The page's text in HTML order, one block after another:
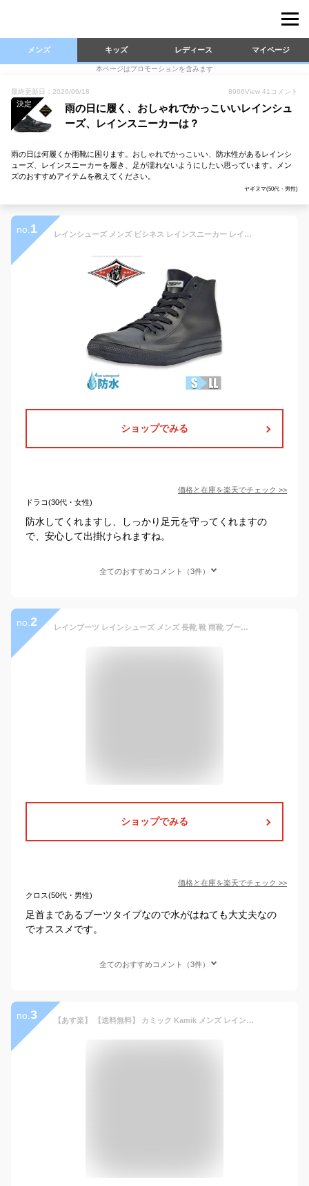
メンズ キッズ レディース マイページ
本ページはプロモーションを含みます
最終更新日：2026/06/18 8966View 41 コメント
決定
雨の日に履く、おしゃれでかっこいいレインシュ
ーズ、レインスニーカーは？
雨の日は何履くか雨靴に困ります。おしゃれでかっこいい、防水性があるレインシ
ューズ、レインスニーカーを履き、足が濡れないようにしたい思っています。メン
ズのおすすめアイテムを教えてください。
ヤギヌマ(50代・男性)
no. 1 レインシューズ メンズ ビシネス レインスニーカー レインブーツ 長靴 通勤 おしゃれ ハイカット 防水 防滑 ブラック 雪 雨 メンズシューズ 紳士靴 靴靴パワー
ショップでみる
価格と在庫を楽天でチェック >>
ドラコ(30代・女性)
防水してくれますし、しっかり足元を守ってくれますの
で、安心して出掛けられますね。
全てのおすすめコメント（3件）
no. 2 レインブーツ レインシューズ メンズ 長靴 靴 雨靴 ブーツ ショート 黒 茶 ブラック ブラウン 防水 雨の日 サイドゴアブーツ サイドゴア メダリオン カジュアルブーツ 軽量 軽い おしゃれ ビジネス 歩きやすい Trackers-MATE TR-744 父の日 ギフト
ショップでみる
価格と在庫を楽天でチェック >>
クロス(50代・男性)
足首まであるブーツタイプなので水がはねても大丈夫なの
でオススメです。
全てのおすすめコメント（3件）
no. 3 【あす楽】 【送料無料】 カミック Kamik メンズ レインブーツ ショート サイドゴア 1600442 LARSLO レインシューズ ショートブーツ サイドゴアブーツ ラバーブーツ 長靴 雨の日 雪の日 ゲリラ豪雨 雨 雪 梅雨 雨靴 レイン靴 レイン evid